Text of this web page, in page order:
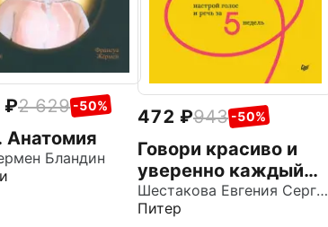
2 629 -50%
Анатомия
Бландин
472 943 -50%
Говори красиво и
уверенно каждый
день. Настрой голос
и речь за 5 недель
Шестакова Евгения Сергеевна
Питер